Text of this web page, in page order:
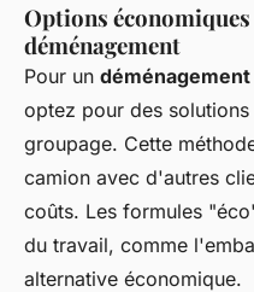
Options
déménagement
Pour un
optez pour des
groupage. Cette
camion avec d'autres
coûts. Les formules
du travail, comme
alternative économique.